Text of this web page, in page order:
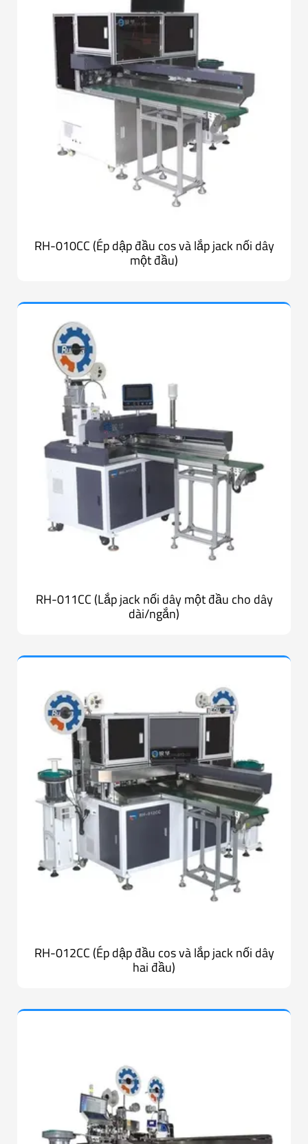
RH-010CC (Ép dập đầu cos và lắp jack nối dây
một đầu)
RH-011CC (Lắp jack nối dây một đầu cho dây
dài/ngắn)
RH-012CC (Ép dập đầu cos và lắp jack nối dây
hai đầu)